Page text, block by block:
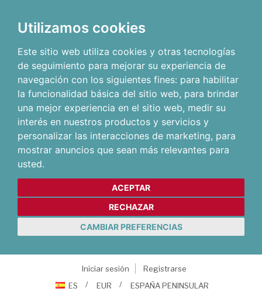
Utilizamos cookies
Este sitio web utiliza cookies y otras tecnologías
de seguimiento para mejorar su experiencia de
navegación con los siguientes fines: para habilitar
la funcionalidad básica del sitio web, para brindar
una mejor experiencia en el sitio web, medir su
interés en nuestros productos y servicios y
personalizar las interacciones de marketing, para
mostrar anuncios que sean más relevantes para
usted.
ACEPTAR
RECHAZAR
CAMBIAR PREFERENCIAS
Iniciar sesión
Registrarse
ES
EUR ESPAÑA PENINSULAR